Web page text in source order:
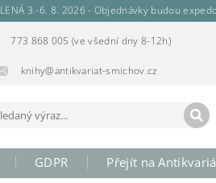
3.-6. 8. 2026 - Objednávky budou
773 868 005 (ve všední dny 8-12h)
knihy@antikvariat-smichov.cz
GDPR Přejít na